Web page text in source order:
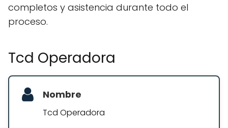
completos y asistencia durante todo el
proceso.
Tcd Operadora
Nombre
Tcd Operadora